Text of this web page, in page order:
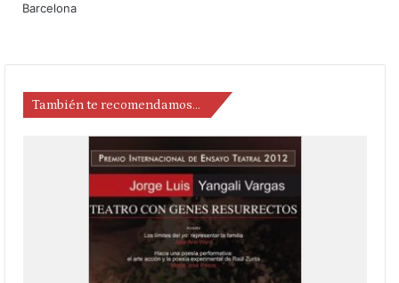
Barcelona
También te recomendamos…